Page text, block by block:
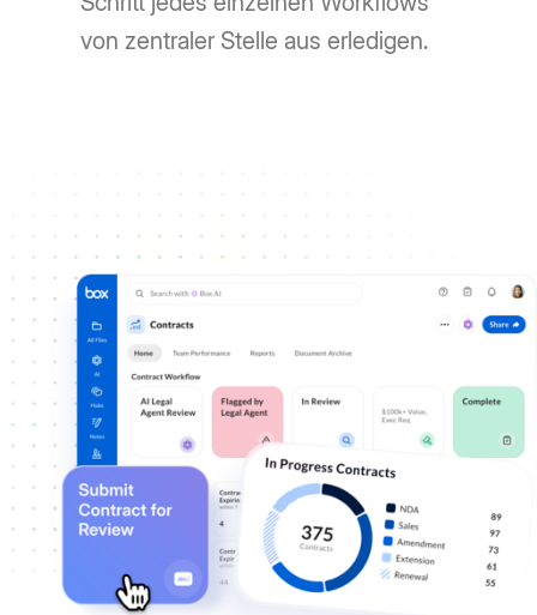
von zentraler Stelle aus erledigen.